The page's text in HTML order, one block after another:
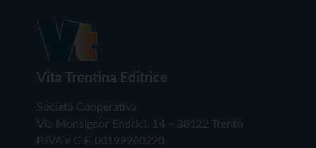
Vita Trentina Editrice
Società Cooperativa
Via Monsignor Endrici, 14 – 38122 Trento
P.IVA e C.F. 00199960220